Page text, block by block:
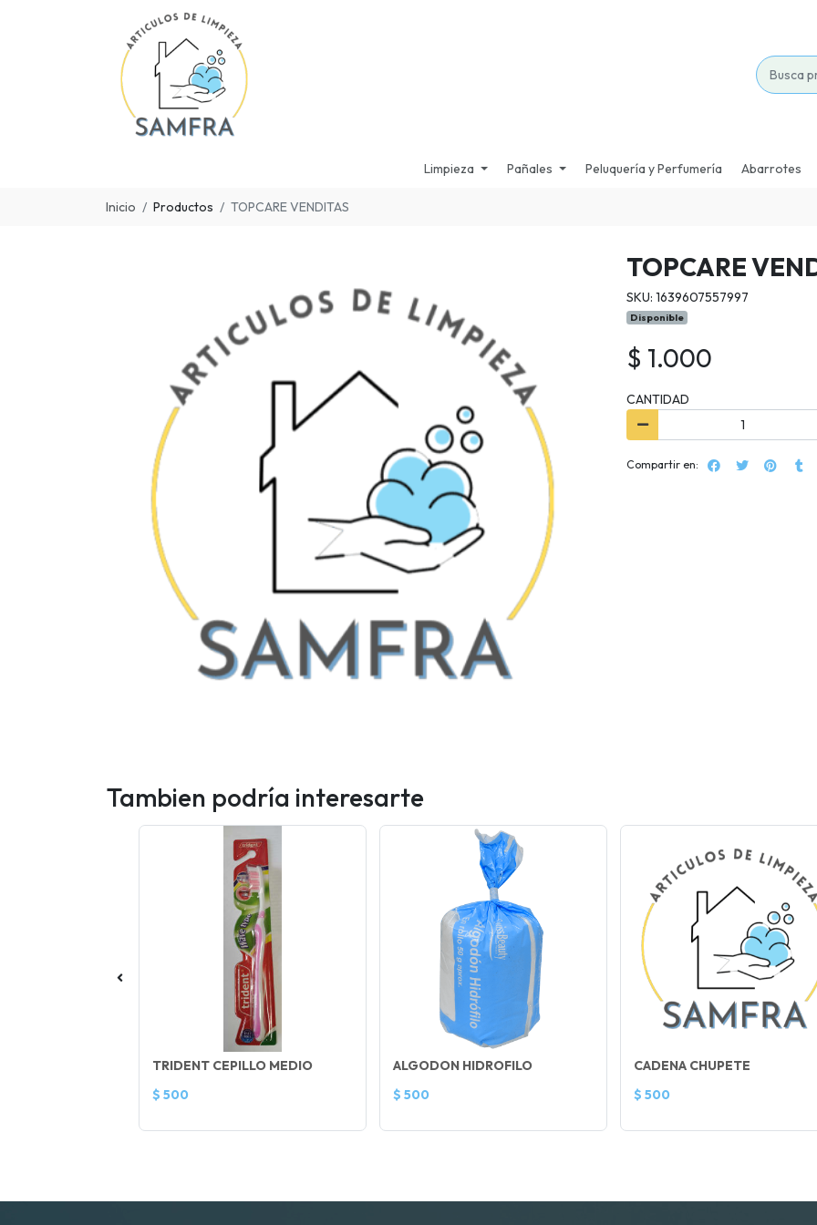
Limpieza Pañales Peluquería y Perfumería Abarrotes
Inicio Productos TOPCARE VENDITAS
TOPCARE
SKU: 1639607557997
Disponible
$ 1.000
CANTIDAD
Compartir en:
Tambien podría interesarte
TRIDENT CEPILLO MEDIO
$ 500
ALGODON HIDROFILO
$ 500
CADENA CHUPETE
$ 500